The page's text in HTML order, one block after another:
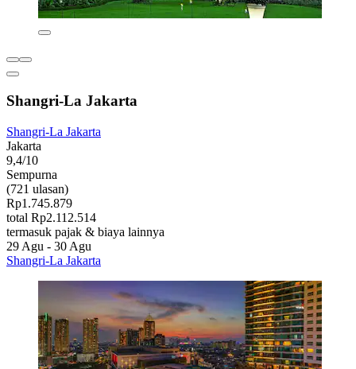
Shangri-La Jakarta
Shangri-La Jakarta
Jakarta
9,4/10
Sempurna
(721 ulasan)
Rp1.745.879
total Rp2.112.514
termasuk pajak & biaya lainnya
29 Agu - 30 Agu
Shangri-La Jakarta